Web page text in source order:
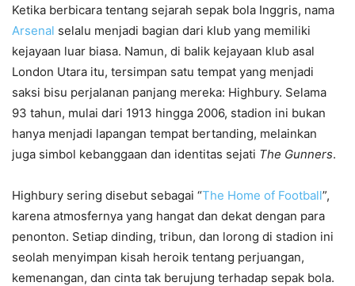
Ketika berbicara tentang sejarah sepak bola Inggris, nama
Arsenal selalu menjadi bagian dari klub yang memiliki
kejayaan luar biasa. Namun, di balik kejayaan klub asal
London Utara itu, tersimpan satu tempat yang menjadi
saksi bisu perjalanan panjang mereka: Highbury. Selama
93 tahun, mulai dari 1913 hingga 2006, stadion ini bukan
hanya menjadi lapangan tempat bertanding, melainkan
juga simbol kebanggaan dan identitas sejati The Gunners.
Highbury sering disebut sebagai “The Home of Football”,
karena atmosfernya yang hangat dan dekat dengan para
penonton. Setiap dinding, tribun, dan lorong di stadion ini
seolah menyimpan kisah heroik tentang perjuangan,
kemenangan, dan cinta tak berujung terhadap sepak bola.